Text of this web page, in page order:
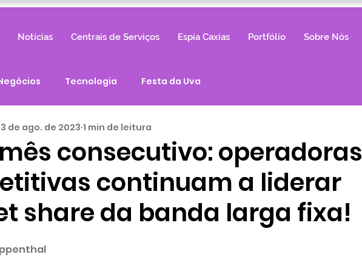
Notícias Centrais de Serviços Espia Caxias Portfólio Sobre Nós
Tecnologia Festa da Uva
consecutivo: operadoras
continuam a liderar
share da banda larga fixa!
de ago. de 2023 1 min de leitura